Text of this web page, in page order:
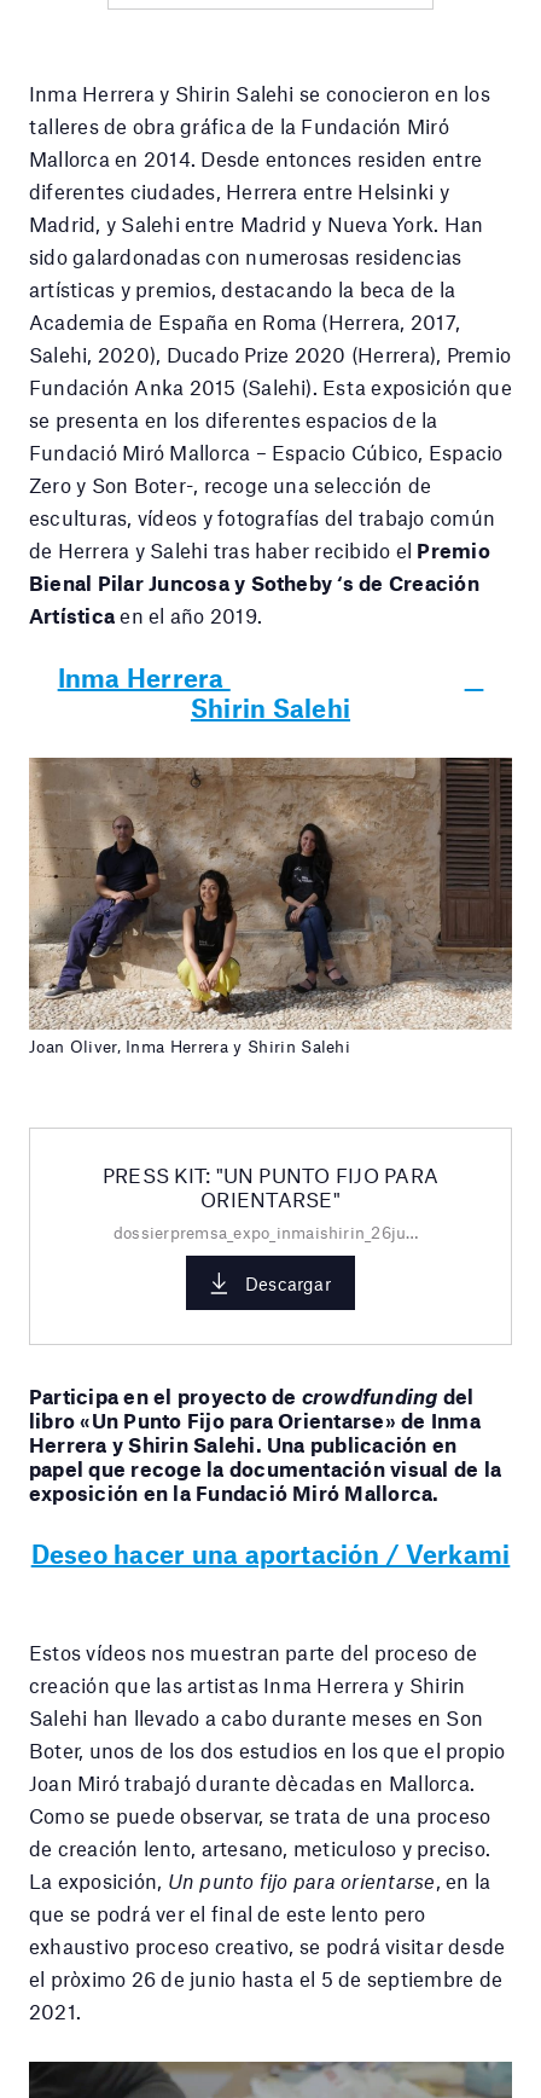
Inma Herrera y Shirin Salehi se conocieron en los
talleres de obra gráfica de la Fundación Miró
Mallorca en 2014. Desde entonces residen entre
diferentes ciudades, Herrera entre Helsinki y
Madrid, y Salehi entre Madrid y Nueva York. Han
sido galardonadas con numerosas residencias
artísticas y premios, destacando la beca de la
Academia de España en Roma (Herrera, 2017,
Salehi, 2020), Ducado Prize 2020 (Herrera), Premio
Fundación Anka 2015 (Salehi). Esta exposición que
se presenta en los diferentes espacios de la
Fundació Miró Mallorca – Espacio Cúbico, Espacio
Zero y Son Boter-, recoge una selección de
esculturas, vídeos y fotografías del trabajo común
de Herrera y Salehi tras haber recibido el Premio
Bienal Pilar Juncosa y Sotheby ‘s de Creación
Artística en el año 2019.
Inma Herrera
Shirin Salehi
Joan Oliver, Inma Herrera y Shirin Salehi
PRESS KIT: "UN PUNTO FIJO PARA
ORIENTARSE"
dossierpremsa_expo_inmaishirin_26juny2021.pdf
Descargar
Participa en el proyecto de crowdfunding del
libro «Un Punto Fijo para Orientarse» de Inma
Herrera y Shirin Salehi. Una publicación en
papel que recoge la documentación visual de la
exposición en la Fundació Miró Mallorca.
Deseo hacer una aportación / Verkami
Estos vídeos nos muestran parte del proceso de
creación que las artistas Inma Herrera y Shirin
Salehi han llevado a cabo durante meses en Son
Boter, unos de los dos estudios en los que el propio
Joan Miró trabajó durante dècadas en Mallorca.
Como se puede observar, se trata de una proceso
de creación lento, artesano, meticuloso y preciso.
La exposición, Un punto fijo para orientarse , en la
que se podrá ver el final de este lento pero
exhaustivo proceso creativo, se podrá visitar desde
el pròximo 26 de junio hasta el 5 de septiembre de
2021.
Reproductor